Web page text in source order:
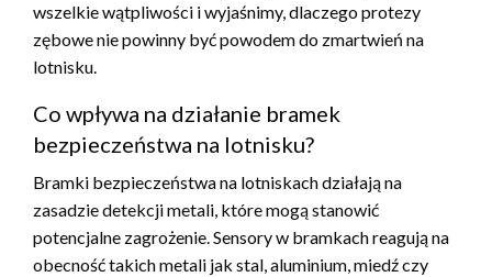
wszelkie wątpliwości i wyjaśnimy, dlaczego protezy
zębowe nie powinny być powodem do zmartwień na
lotnisku.
Co wpływa na działanie bramek
bezpieczeństwa na lotnisku?
Bramki bezpieczeństwa na lotniskach działają na
zasadzie detekcji metali, które mogą stanowić
potencjalne zagrożenie. Sensory w bramkach reagują na
obecność takich metali jak stal, aluminium, miedź czy